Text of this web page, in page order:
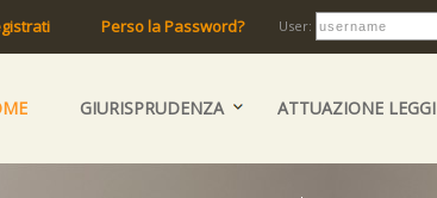
Perso la Password? User:
GIURISPRUDENZA ATTUAZIONE LEGGI